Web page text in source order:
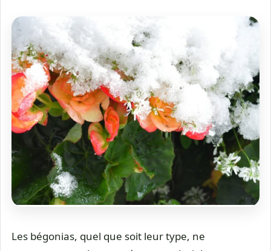
Les bégonias, quel que soit leur type, ne